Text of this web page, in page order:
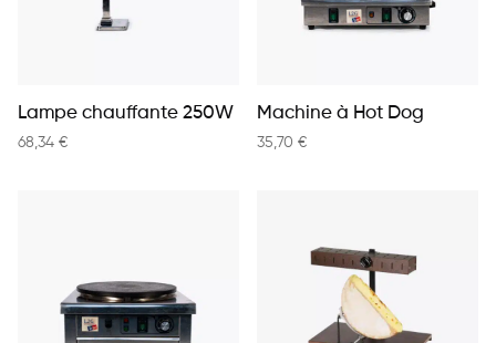
Lampe chauffante 250W
68,34 €
Machine à Hot Dog
35,70 €